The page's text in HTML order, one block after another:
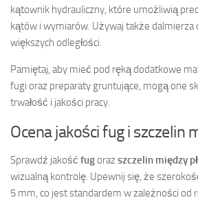
kątownik hydrauliczny, które umożliwią
kątów i wymiarów. Używaj także dalmierza
większych odległości.
Pamiętaj, aby mieć pod ręką dodatkowe
fugi oraz preparaty gruntujące, mogą one
trwałość i jakości pracy.
Ocena jakości fug i szczelin
Sprawdź jakość fugorazszczelin między
wizualną kontrolę. Upewnij się, że
5 mm, co jest standardem w zależności od